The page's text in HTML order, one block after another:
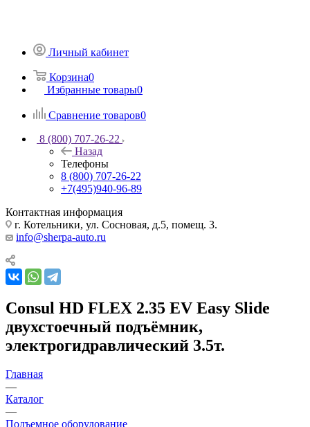
Личный кабинет
Корзина0
Избранные товары0
Сравнение товаров0
8 (800) 707-26-22
Назад
Телефоны
8 (800) 707-26-22
+7(495)940-96-89
Контактная информация
г. Котельники, ул. Сосновая, д.5, помещ. 3.
info@sherpa-auto.ru
Consul HD FLEX 2.35 EV Easy Slide
двухстоечный подъёмник,
электрогидравлический 3.5т.
Главная
—
Каталог
—
Подъемное оборудование